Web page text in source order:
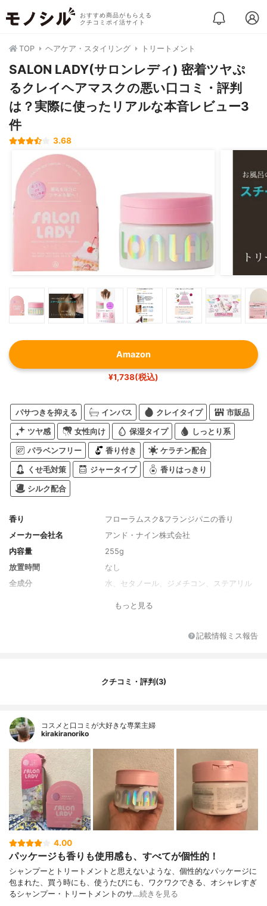
おすすめ商品がもらえる
クチコミポイ活サイト
TOP ヘアケア・スタイリング トリートメント
SALON LADY(サロンレディ) 密着ツヤぷ
るクレイヘアマスクの悪い口コミ・評判
は？実際に使ったリアルな本音レビュー3
件
3.68
Amazon
¥1,738(税込)
パサつきを抑える インバス クレイタイプ 市販品
ツヤ感 女性向け 保湿タイプ しっとり系
パラベンフリー 香り付き ケラチン配合
くせ毛対策 ジャータイプ 香りはっきり
シルク配合
香り
フローラムスク&フランジパニの香り
メーカー会社名
アンド・ナイン株式会社
内容量
255g
放置時間
なし
全成分
水、セタノール、ジメチコン、ステアリル
ヘントリモニウムクロリド、トリ(カプリル
ン、PCA-Na、加水分解コンキオリン、加水
シン、ロイシン、ヒスチジンHCl、バリン、
モングラス葉/茎エキス、ローズマリー葉エ
ヨウイラクサ葉エキス、スギナエキス、セ
イヨウノコギリソウ花エキス、セージ葉エ
キス、フキタンポポ葉エキス、ミツガシワ
葉エキス、アンズ種子、ラウロイルグルタ
ミン酸ジ(フィトステリル/オクチルドデシ
ル)、PPG-3カプリリルエーテル、(PEG-4
0/PPG-8メチルアミノプロピル/ヒドロキシ
プロピルジメチコン)コポリマー、カプリリ
メチコン、ダイマージリノール酸ダイマー
ジリノレイル、ラウレス-4、ラウレス-23、
ステアリン酸PEG-55、ステアルトリモニウ
ムクロリド、PEG-90M、BG、PG、グリセ
リン、クエン酸、乳酸、クエン酸Na、イソ
もっと見る
記載情報ミス報告
クチコミ・評判(3)
コスメと口コミが大好きな専業主婦
kirakiranoriko
4.00
パッケージも香りも使用感も、すべてが個性的！
シャンプーとトリートメントと思えないような、個性的なパッケージに
包まれた、買う時にも、使うたびにも、ワクワクできる、オシャレすぎ
るシャンプー・トリートメントのサ…続きを見る